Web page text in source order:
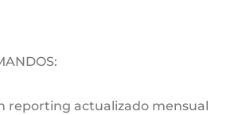
reporting actualizado mensual